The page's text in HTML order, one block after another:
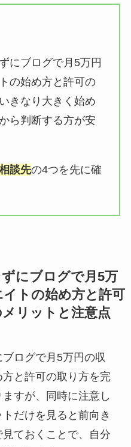
にブログで月5万円
の始め方と許可の
きなり大きく始め
ら判断する方が安
談先の4つを先に確
ずにブログで月5万
トの始め方と許可
リットと注意点
ブログで月5万円の収
と許可の取り方を完
すが、同時に注意し
だけを見ると前向き
ておくことで、自分